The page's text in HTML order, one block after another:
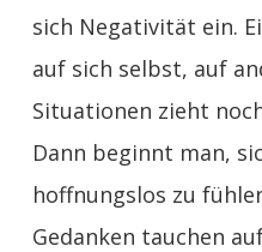
sich Negativität ein.
auf sich selbst, auf
Situationen zieht
Dann beginnt man,
hoffnungslos zu
Gedanken tauchen